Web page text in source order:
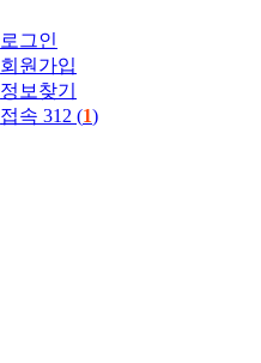
로그인
회원가입
정보찾기
접속 312 (1)